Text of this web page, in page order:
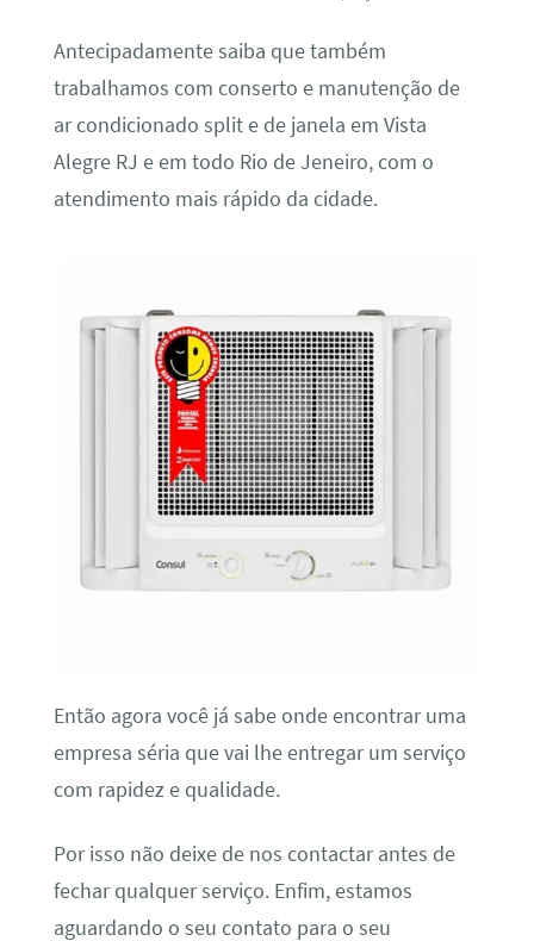
Antecipadamente saiba que também
trabalhamos com conserto e manutenção de
ar condicionado split e de janela em Vista
Alegre RJ e em todo Rio de Jeneiro, com o
atendimento mais rápido da cidade.
Então agora você já sabe onde encontrar uma
empresa séria que vai lhe entregar um serviço
com rapidez e qualidade.
Por isso não deixe de nos contactar antes de
fechar qualquer serviço. Enfim, estamos
aguardando o seu contato para o seu